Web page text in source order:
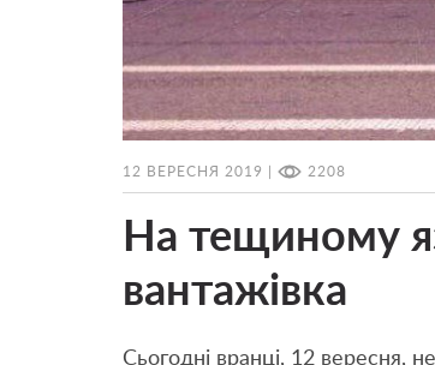
12 ВЕРЕСНЯ 2019 | 2208
На тещиному
вантажівка
Сьогодні вранці, 12 вересня,